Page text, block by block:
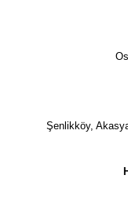
Şenlikköy,